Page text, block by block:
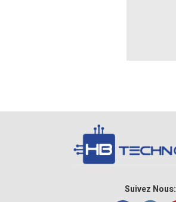
Suivez Nous: